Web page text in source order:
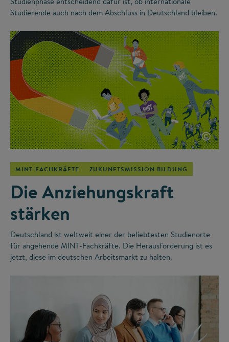
Studierende auch nach dem Abschluss in Deutschland bleiben.
©
MINT-FACHKRÄFTE ZUKUNFTSMISSION BILDUNG
Die Anziehungskraft
stärken
Deutschland ist weltweit einer der beliebtesten Studienorte
für angehende MINT-Fachkräfte. Die Herausforderung ist es
jetzt, diese im deutschen Arbeitsmarkt zu halten.